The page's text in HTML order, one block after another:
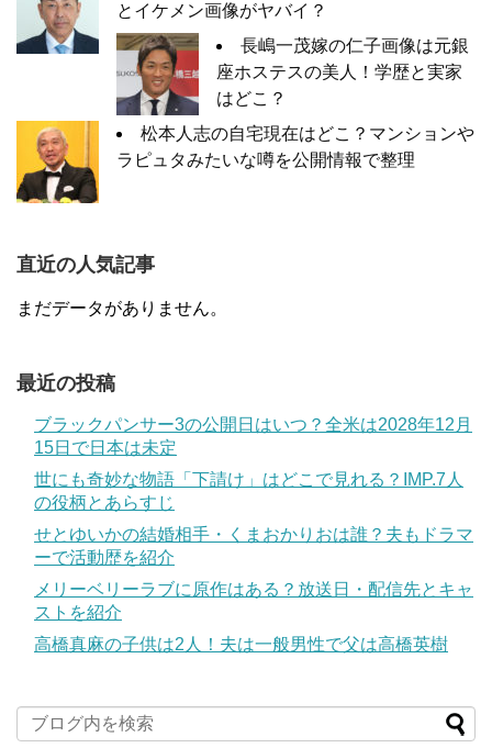
とイケメン画像がヤバイ？
長嶋一茂嫁の仁子画像は元銀
座ホステスの美人！学歴と実家
はどこ？
松本人志の自宅現在はどこ？マンションや
ラピュタみたいな噂を公開情報で整理
直近の人気記事
まだデータがありません。
最近の投稿
ブラックパンサー3の公開日はいつ？全米は2028年12月
15日で日本は未定
世にも奇妙な物語「下請け」はどこで見れる？IMP.7人
の役柄とあらすじ
せとゆいかの結婚相手・くまおかりおは誰？夫もドラマ
ーで活動歴を紹介
メリーベリーラブに原作はある？放送日・配信先とキャ
ストを紹介
高橋真麻の子供は2人！夫は一般男性で父は高橋英樹